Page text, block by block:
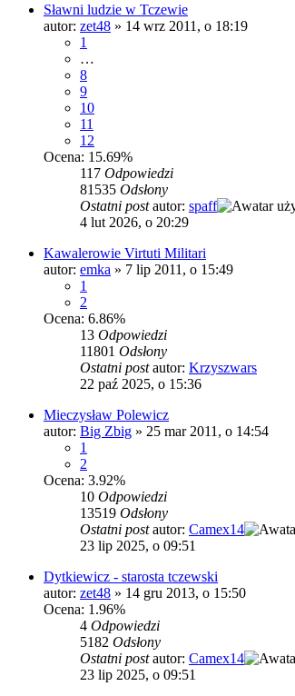
Sławni ludzie w Tczewie
autor: zet48 » 14 wrz 2011, o 18:19
1
…
8
9
10
11
12
Ocena: 15.69%
117 Odpowiedzi
81535 Odsłony
Ostatni postautor: spaff
4 lut 2026, o 20:29
Kawalerowie Virtuti Militari
autor: emka » 7 lip 2011, o 15:49
1
2
Ocena: 6.86%
13 Odpowiedzi
11801 Odsłony
Ostatni postautor: Krzyszwars
22 paź 2025, o 15:36
Mieczysław Polewicz
autor: Big Zbig » 25 mar 2011, o 14:54
1
2
Ocena: 3.92%
10 Odpowiedzi
13519 Odsłony
Ostatni postautor: Camex14
23 lip 2025, o 09:51
Dytkiewicz - starosta tczewski
autor: zet48 » 14 gru 2013, o 15:50
Ocena: 1.96%
4 Odpowiedzi
5182 Odsłony
Ostatni postautor: Camex14
23 lip 2025, o 09:51